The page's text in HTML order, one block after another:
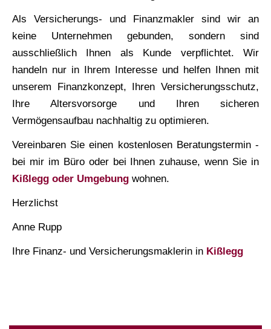
Als Versicherungs- und Finanzmakler sind wir an
keine Unternehmen gebunden, sondern sind
ausschließlich Ihnen als Kunde verpflichtet. Wir
handeln nur in Ihrem Interesse und helfen Ihnen mit
unserem Finanzkonzept, Ihren Versicherungsschutz,
Ihre Alters­vorsorge und Ihren sicheren
Vermögensaufbau nachhaltig zu optimieren.
Vereinbaren Sie einen kostenlosen Beratungstermin -
bei mir im Büro oder bei Ihnen zuhause, wenn Sie in
Kißlegg oder Umgebung wohnen.
Herzlichst
Anne Rupp
Ihre Finanz- und Ver­sicherungs­maklerin in Kißlegg